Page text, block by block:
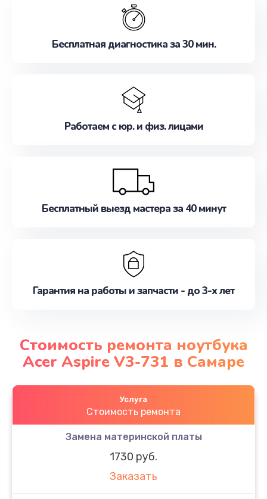
наилучшим образом. Не медлите записаться на
Бесплатная диагностика за 30 мин.
Работаем с юр. и физ. лицами
Бесплатный выезд мастера за 40 минут
Гарантия на работы и запчасти - до 3-х лет
Стоимость ремонта ноутбука
Acer Aspire V3-731 в Самаре
Услуга
Стоимость ремонта
Замена материнской платы
1730 руб.
Заказать